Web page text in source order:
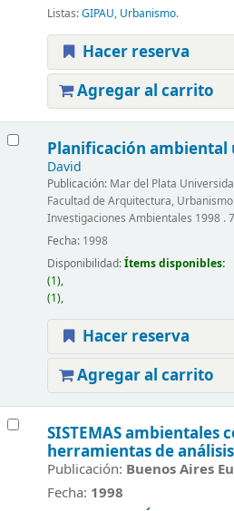
Listas:GIPAU, Urbanismo.
Hacer reserva
Agregar al carrito
Planificación ambiental
David
Publicación:Mar del Plata
Facultad de Arquitectura,
Investigaciones Ambientales 1998 .
Fecha:1998
Disponibilidad:Ítems disponibles:
(1),
(1),
Hacer reserva
Agregar al carrito
SISTEMAS ambientales
herramientas de
Publicación: Buenos Aires
Fecha: 1998